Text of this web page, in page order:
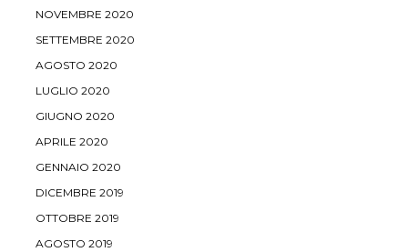
NOVEMBRE 2020
SETTEMBRE 2020
AGOSTO 2020
LUGLIO 2020
GIUGNO 2020
APRILE 2020
GENNAIO 2020
DICEMBRE 2019
OTTOBRE 2019
AGOSTO 2019